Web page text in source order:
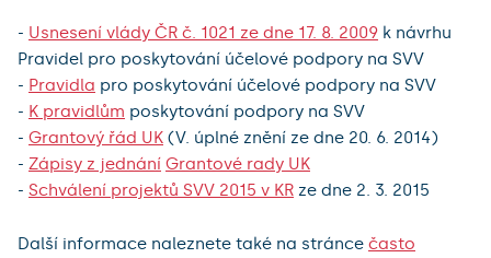
- Usnesení vlády ČR č. 1021 ze dne 17. 8. 2009 k návrhu
Pravidel pro poskytování účelové podpory na SVV
- Pravidla pro poskytování účelové podpory na SVV
- K pravidlům poskytování podpory na SVV
- Grantový řád UK (V. úplné znění ze dne 20. 6. 2014)
- Zápisy z jednání Grantové rady UK
- Schválení projektů SVV 2015 v KR ze dne 2. 3. 2015
Další informace naleznete také na stránce často